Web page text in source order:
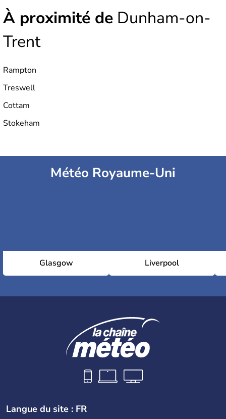
À proximité de Dunham-on-
Trent
Rampton
Treswell
Cottam
Stokeham
Météo Royaume-Uni
Glasgow Liverpool
Langue du site : FR